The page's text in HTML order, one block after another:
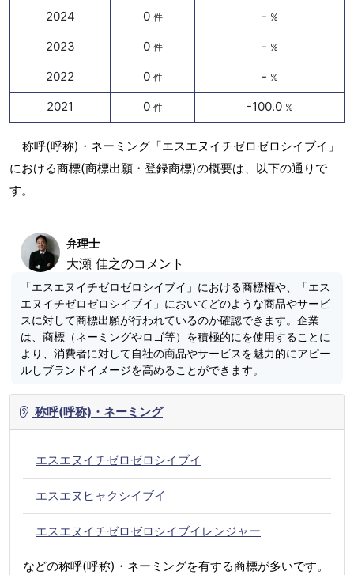
2024 0 件 - %
2023 0 件 - %
2022 0 件 - %
2021 0 件 -100.0 %
称呼(呼称)・ネーミング「エスエヌイチゼロゼロシイブイ」
における商標(商標出願・登録商標)の概要は、以下の通りで
す。
弁理士
大瀬 佳之のコメント
「エスエヌイチゼロゼロシイブイ」における商標権や、「エス
エヌイチゼロゼロシイブイ」においてどのような商品やサービ
スに対して商標出願が行われているのか確認できます。企業
は、商標（ネーミングやロゴ等）を積極的にを使用することに
より、消費者に対して自社の商品やサービスを魅力的にアピー
ルしブランドイメージを高めることができます。
称呼(呼称)・ネーミング
エスエヌイチゼロゼロシイブイ
エスエヌヒャクシイブイ
エスエヌイチゼロゼロシイブイレンジャー
などの称呼(呼称)・ネーミングを有する商標が多いです。